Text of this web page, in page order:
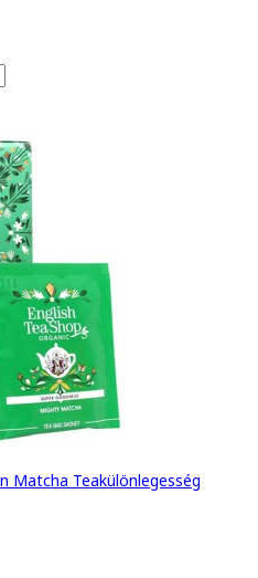
Matcha Teakülönlegesség